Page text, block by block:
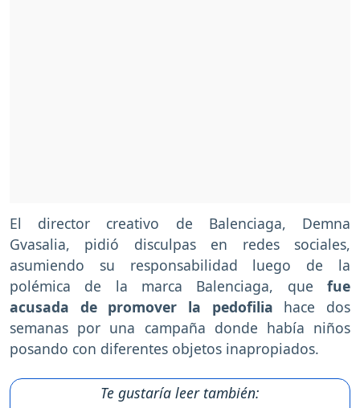
El director creativo de Balenciaga, Demna
Gvasalia, pidió disculpas en redes sociales,
asumiendo su responsabilidad luego de la
polémica de la marca Balenciaga, que fue
acusada de promover la pedofilia hace dos
semanas por una campaña donde había niños
posando con diferentes objetos inapropiados.
Te gustaría leer también: